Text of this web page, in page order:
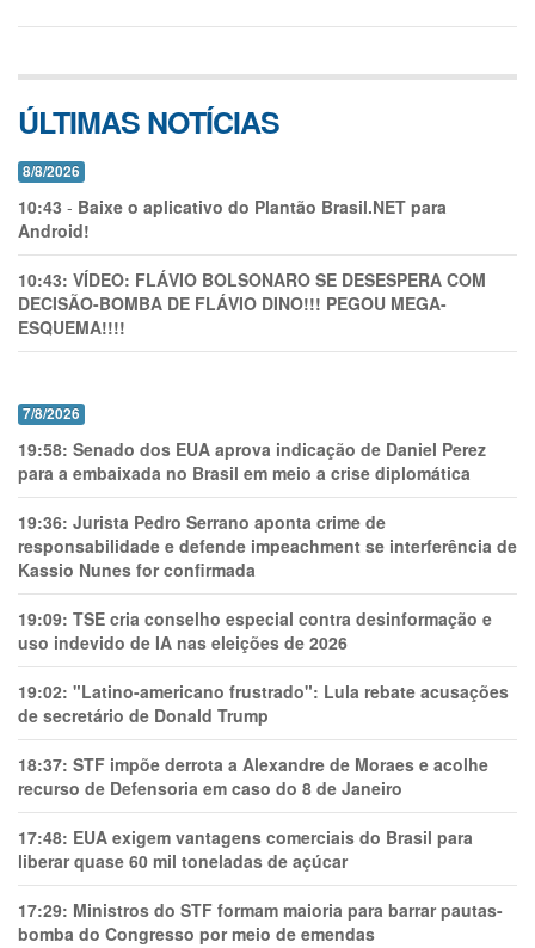
ÚLTIMAS NOTÍCIAS
8/8/2026
10:43 - Baixe o aplicativo do Plantão Brasil.NET para
Android!
10:43: VÍDEO: FLÁVIO BOLSONARO SE DESESPERA COM
DECISÃO-BOMBA DE FLÁVIO DINO!!! PEGOU MEGA-
ESQUEMA!!!!
7/8/2026
19:58: Senado dos EUA aprova indicação de Daniel Perez
para a embaixada no Brasil em meio a crise diplomática
19:36: Jurista Pedro Serrano aponta crime de
responsabilidade e defende impeachment se interferência de
Kassio Nunes for confirmada
19:09: TSE cria conselho especial contra desinformação e
uso indevido de IA nas eleições de 2026
19:02: "Latino-americano frustrado": Lula rebate acusações
de secretário de Donald Trump
18:37: STF impõe derrota a Alexandre de Moraes e acolhe
recurso de Defensoria em caso do 8 de Janeiro
17:48: EUA exigem vantagens comerciais do Brasil para
liberar quase 60 mil toneladas de açúcar
17:29: Ministros do STF formam maioria para barrar pautas-
bomba do Congresso por meio de emendas